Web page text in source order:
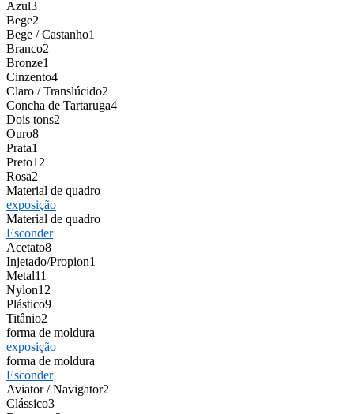
Azul3
Bege2
Bege / Castanho1
Branco2
Bronze1
Cinzento4
Claro / Translúcido2
Concha de Tartaruga4
Dois tons2
Ouro8
Prata1
Preto12
Rosa2
Material de quadro
exposição
Material de quadro
Esconder
Acetato8
Injetado/Propion1
Metal11
Nylon12
Plástico9
Titânio2
forma de moldura
exposição
forma de moldura
Esconder
Aviator / Navigator2
Clássico3